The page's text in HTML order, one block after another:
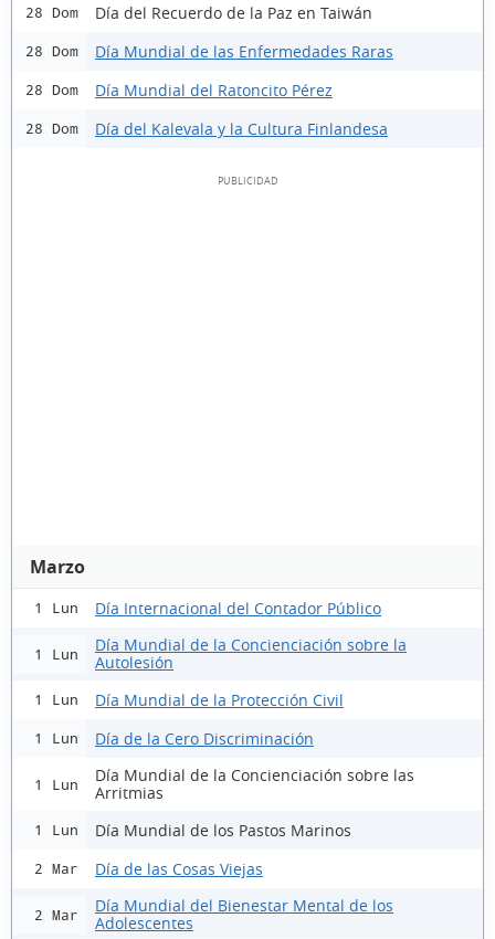
28 Dom Día del Recuerdo de la Paz en Taiwán
28 Dom Día Mundial de las Enfermedades Raras
28 Dom Día Mundial del Ratoncito Pérez
28 Dom Día del Kalevala y la Cultura Finlandesa
Marzo
1 Lun Día Internacional del Contador Público
1 Lun
Día Mundial de la Concienciación sobre la
Autolesión
1 Lun Día Mundial de la Protección Civil
1 Lun Día de la Cero Discriminación
1 Lun
Día Mundial de la Concienciación sobre las
Arritmias
1 Lun Día Mundial de los Pastos Marinos
2 Mar Día de las Cosas Viejas
2 Mar
Día Mundial del Bienestar Mental de los
Adolescentes